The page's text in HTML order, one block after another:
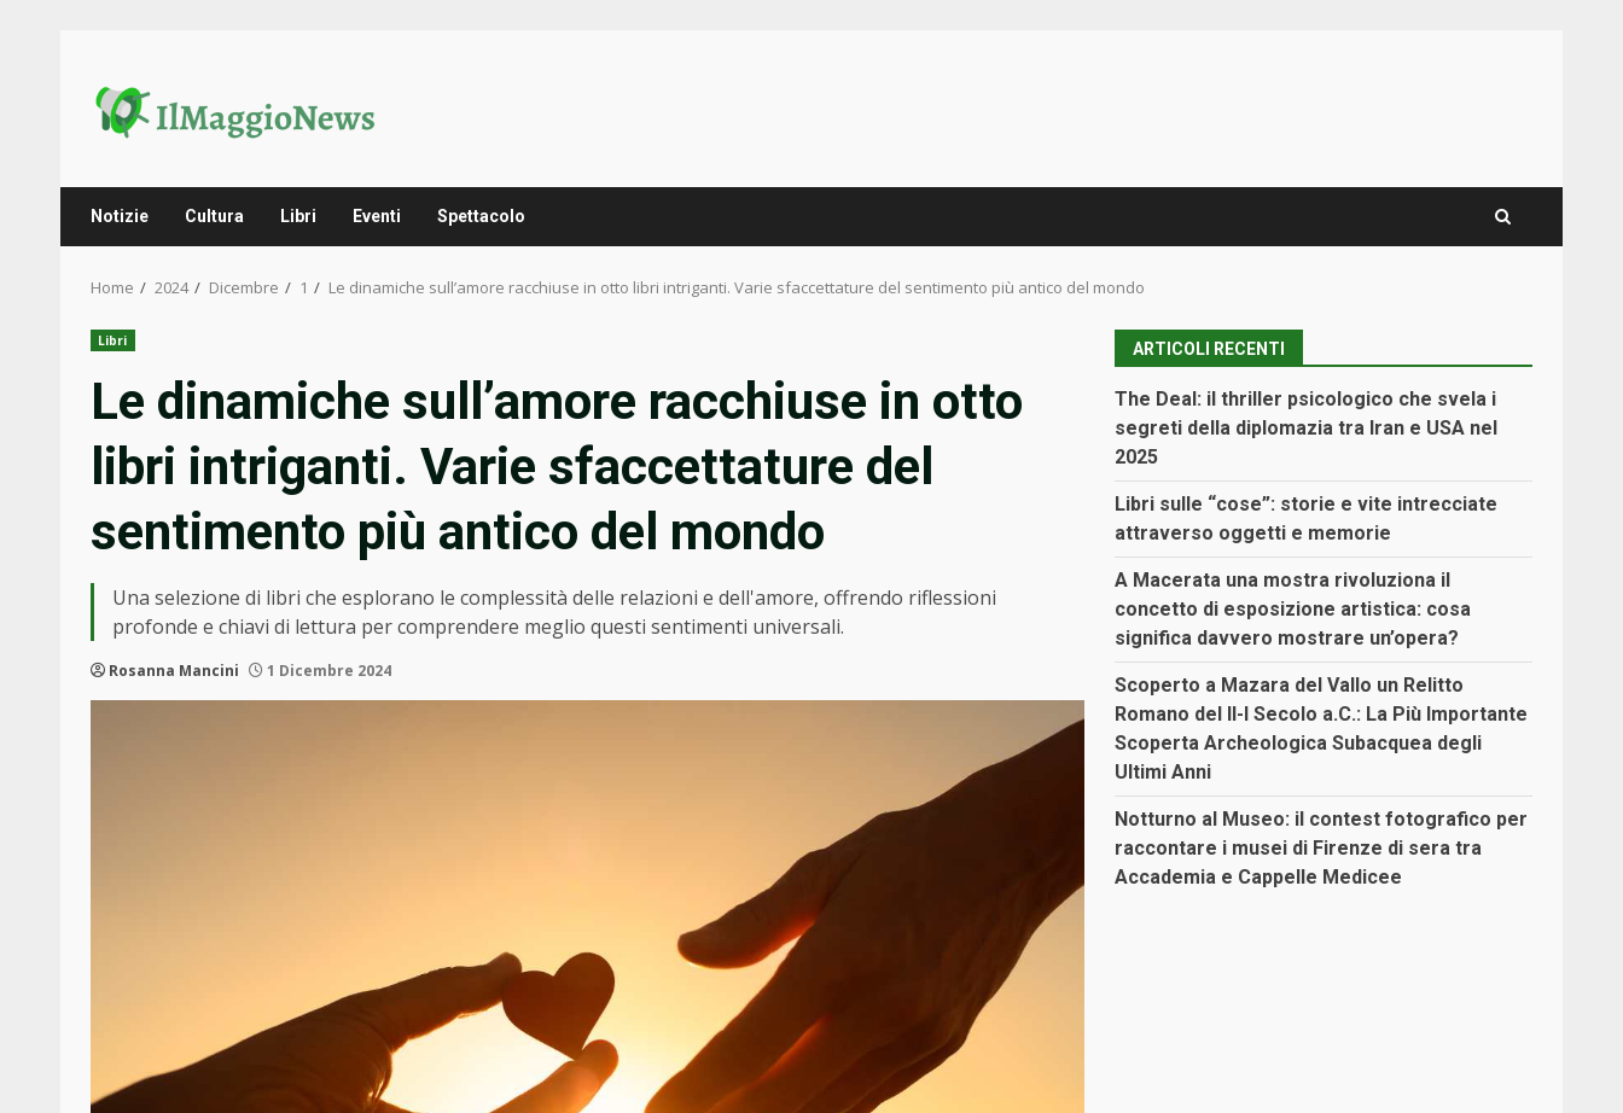
content
Notizie Cultura Libri Eventi Spettacolo
Home 2024 Dicembre 1 Le dinamiche sull’amore racchiuse in otto libri intriganti. Varie sfaccettature del sentimento più antico del mondo
Libri
Le dinamiche sull’amore racchiuse in otto
libri intriganti. Varie sfaccettature del
sentimento più antico del mondo
Una selezione di libri che esplorano le complessità delle relazioni e dell'amore, offrendo riflessioni
profonde e chiavi di lettura per comprendere meglio questi sentimenti universali.
Rosanna Mancini 1 Dicembre 2024
ARTICOLI RECENTI
The Deal: il thriller psicologico che svela i
segreti della diplomazia tra Iran e USA nel
2025
Libri sulle “cose”: storie e vite intrecciate
attraverso oggetti e memorie
A Macerata una mostra rivoluziona il
concetto di esposizione artistica: cosa
significa davvero mostrare un’opera?
Scoperto a Mazara del Vallo un Relitto
Romano del II-I Secolo a.C.: La Più Importante
Scoperta Archeologica Subacquea degli
Ultimi Anni
Notturno al Museo: il contest fotografico per
raccontare i musei di Firenze di sera tra
Accademia e Cappelle Medicee